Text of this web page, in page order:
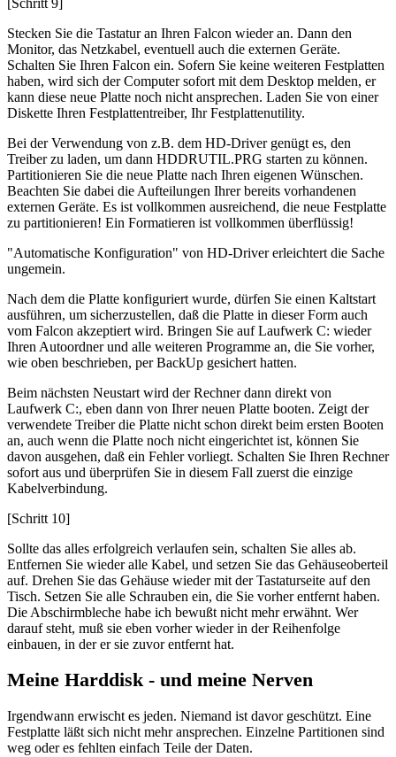
Stecken Sie die Tastatur an Ihren Falcon wieder an. Dann den
Monitor, das Netzkabel, eventuell auch die externen Geräte.
Schalten Sie Ihren Falcon ein. Sofern Sie keine weiteren Festplatten
haben, wird sich der Computer sofort mit dem Desktop melden, er
kann diese neue Platte noch nicht ansprechen. Laden Sie von einer
Diskette Ihren Festplattentreiber, Ihr Festplattenutility.
Bei der Verwendung von z.B. dem HD-Driver genügt es, den
Treiber zu laden, um dann HDDRUTIL.PRG starten zu können.
Partitionieren Sie die neue Platte nach Ihren eigenen Wünschen.
Beachten Sie dabei die Aufteilungen Ihrer bereits vorhandenen
externen Geräte. Es ist vollkommen ausreichend, die neue Festplatte
zu partitionieren! Ein Formatieren ist vollkommen überflüssig!
"Automatische Konfiguration" von HD-Driver erleichtert die Sache
ungemein.
Nach dem die Platte konfiguriert wurde, dürfen Sie einen Kaltstart
ausführen, um sicherzustellen, daß die Platte in dieser Form auch
vom Falcon akzeptiert wird. Bringen Sie auf Laufwerk C: wieder
Ihren Autoordner und alle weiteren Programme an, die Sie vorher,
wie oben beschrieben, per BackUp gesichert hatten.
Beim nächsten Neustart wird der Rechner dann direkt von
Laufwerk C:, eben dann von Ihrer neuen Platte booten. Zeigt der
verwendete Treiber die Platte nicht schon direkt beim ersten Booten
an, auch wenn die Platte noch nicht eingerichtet ist, können Sie
davon ausgehen, daß ein Fehler vorliegt. Schalten Sie Ihren Rechner
sofort aus und überprüfen Sie in diesem Fall zuerst die einzige
Kabelverbindung.
[Schritt 10]
Sollte das alles erfolgreich verlaufen sein, schalten Sie alles ab.
Entfernen Sie wieder alle Kabel, und setzen Sie das Gehäuseoberteil
auf. Drehen Sie das Gehäuse wieder mit der Tastaturseite auf den
Tisch. Setzen Sie alle Schrauben ein, die Sie vorher entfernt haben.
Die Abschirmbleche habe ich bewußt nicht mehr erwähnt. Wer
darauf steht, muß sie eben vorher wieder in der Reihenfolge
einbauen, in der er sie zuvor entfernt hat.
Meine Harddisk - und meine Nerven
Irgendwann erwischt es jeden. Niemand ist davor geschützt. Eine
Festplatte läßt sich nicht mehr ansprechen. Einzelne Partitionen sind
weg oder es fehlten einfach Teile der Daten.